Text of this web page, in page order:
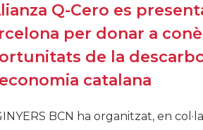
Q-Cero es
per donar a
de la
catalana
BCN ha organitzat, en